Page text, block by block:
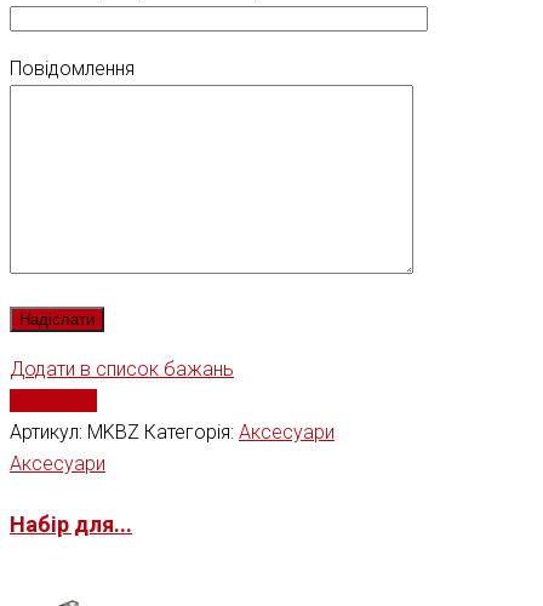
Повідомлення
Додати в список бажань
Артикул: MKBZ Категорія: Аксесуари
Аксесуари
Набір для...